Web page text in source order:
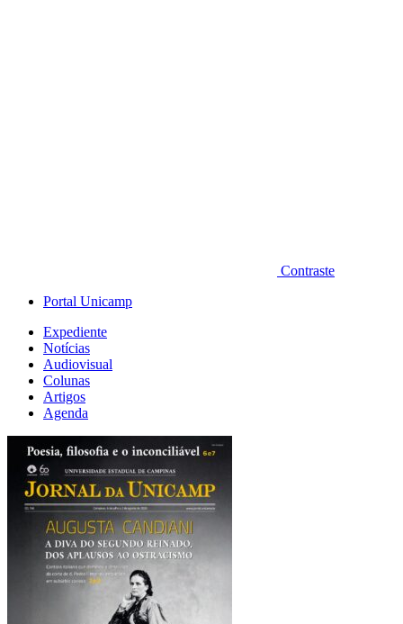
Contraste
Portal Unicamp
Expediente
Notícias
Audiovisual
Colunas
Artigos
Agenda